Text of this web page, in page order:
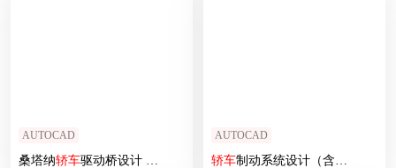
AUTOCAD
桑塔纳轿车驱动桥设计 (论文 CAD图纸）
AUTOCAD
轿车制动系统设计（含全套CAD图纸）